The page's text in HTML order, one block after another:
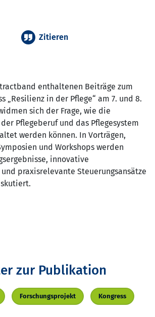
enthaltenen Beiträge zum
„Resilienz in der Pflege“ am 7. und 8.
sich der Frage, wie die
Pflegeberuf und das Pflegesystem
werden können. In Vorträgen,
und Workshops werden
innovative
praxisrelevante Steuerungsansätze
Zitieren
zur Publikation
Forschungsprojekt Kongress